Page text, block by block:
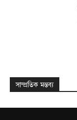
সাম্প্রতিক মন্তব্য